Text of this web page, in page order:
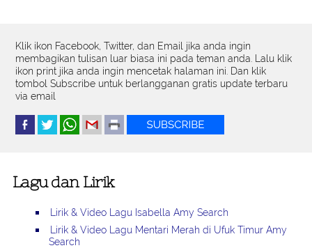
Klik ikon Facebook, Twitter, dan Email jika anda ingin
membagikan tulisan luar biasa ini pada teman anda. Lalu klik
ikon print jika anda ingin mencetak halaman ini. Dan klik
tombol Subscribe untuk berlangganan gratis update terbaru
via email
Lagu dan Lirik
Lirik & Video Lagu Isabella Amy Search
Lirik & Video Lagu Mentari Merah di Ufuk Timur Amy
Search